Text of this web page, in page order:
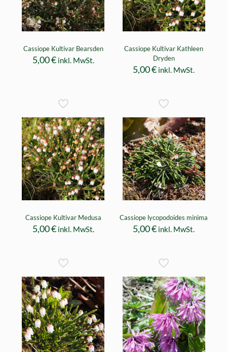
Cassiope Kultivar Bearsden
5,00€ inkl. MwSt.
Cassiope Kultivar Kathleen
Dryden
5,00€ inkl. MwSt.
Cassiope Kultivar Medusa
5,00€ inkl. MwSt.
Cassiope lycopodoides minima
5,00€ inkl. MwSt.